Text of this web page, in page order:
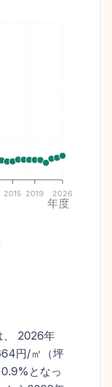
2015 2019 2026
年度
、 2026年
円/㎡（坪
となっ